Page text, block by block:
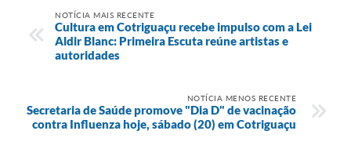
Diário Oficial
NOTÍCIA MAIS RECENTE
Cultura em Cotriguaçu recebe impulso com a Lei
Aldir Blanc: Primeira Escuta reúne artistas e
autoridades
NOTÍCIA MENOS RECENTE
Secretaria de Saúde promove "Dia D" de vacinação
contra Influenza hoje, sábado (20) em Cotriguaçu